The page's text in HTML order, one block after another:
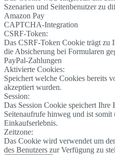
Szenarien und Seitenbenutzer zu
Amazon Pay
CAPTCHA-Integration
CSRF-Token:
Das CSRF-Token Cookie trägt zu
die Absicherung bei Formularen
PayPal-Zahlungen
Aktivierte Cookies:
Speichert welche Cookies bereits
akzeptiert wurden.
Session:
Das Session Cookie speichert Ihre
Seitenaufrufe hinweg und ist
Einkaufserlebnis.
Zeitzone:
Das Cookie wird verwendet um
des Benutzers zur Verfügung zu